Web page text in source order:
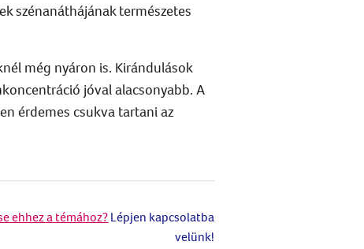
szénanáthájának természetes
még nyáron is. Kirándulások
jóval alacsonyabb. A
érdemes csukva tartani az
ehhez a témához? Lépjen kapcsolatba
velünk!